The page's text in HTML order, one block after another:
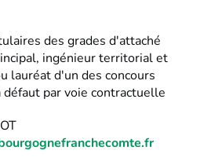
des grades d'attaché
ingénieur territorial et
lauréat d'un des concours
par voie contractuelle